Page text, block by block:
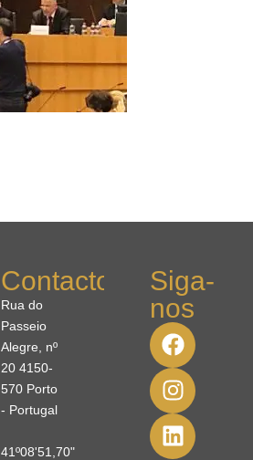
Contactos
Rua do
Passeio
Alegre, nº
20 4150-
570 Porto
- Portugal
41º08'51,70"
Siga-
nos